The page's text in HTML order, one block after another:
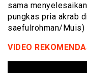
sama
pungkas pria akrab
saefulrohman/Muis)
VIDEO